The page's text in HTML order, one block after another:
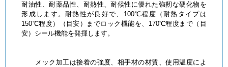
耐油性、耐薬品性、耐熱性、耐候性に優れた強靭な硬化物を
形成します。耐熱性が良好で、100℃程度（耐熱タイプは
150℃程度）（目安）までロック機能を、170℃程度まで（目
安）シール機能を発揮します。
メック加工は接着の強度、相手材の材質、使用温度によ